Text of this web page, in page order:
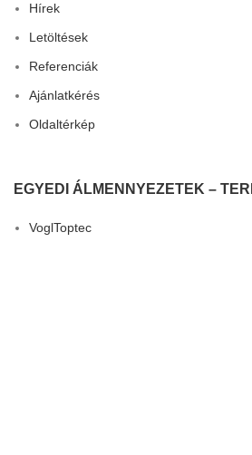
Hírek
Letöltések
Referenciák
Ajánlatkérés
Oldaltérkép
EGYEDI ÁLMENNYEZETEK –
VoglToptec